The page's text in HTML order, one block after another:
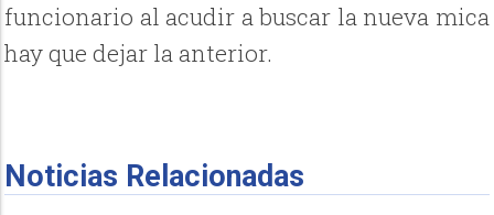
funcionario al acudir a buscar la nueva mica
hay que dejar la anterior.
Noticias Relacionadas